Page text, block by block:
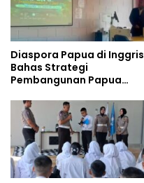
Diaspora Papua di Inggris
Bahas Strategi
Pembangunan Papua
Doktoral Internasional